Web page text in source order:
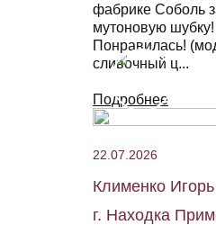
фабрике Соболь
мутоновую шубку!
Понравилась!
сливочный ц...
Подробнее
22.07.2026
Клименко
г. Находка